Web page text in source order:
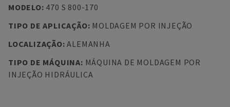
MODELO: 470 S 800-170
TIPO DE APLICAÇÃO: MOLDAGEM POR INJEÇÃO
LOCALIZAÇÃO:ALEMANHA
TIPO DE MÁQUINA: MÁQUINA DE MOLDAGEM POR
INJEÇÃO HIDRÁULICA